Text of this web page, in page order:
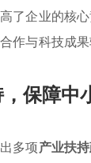
了企业的核
作与科技成
保障中
多项产业扶